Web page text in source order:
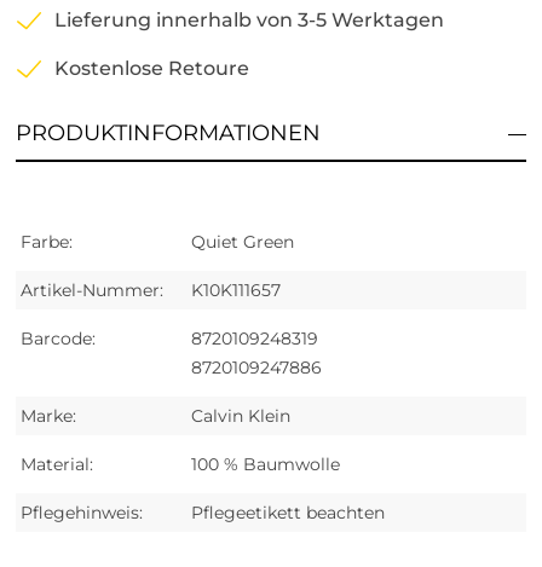
Lieferung innerhalb von 3-5 Werktagen
Kostenlose Retoure
PRODUKTINFORMATIONEN
Farbe: Quiet Green
Artikel-Nummer: K10K111657
Barcode:
8720109248319
8720109247886
Marke: Calvin Klein
Material: 100 % Baumwolle
Pflegehinweis: Pflegeetikett beachten